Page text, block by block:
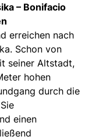
– Bonifacio
erreichen nach
Schon von
seiner Altstadt,
hohen
durch die
einen